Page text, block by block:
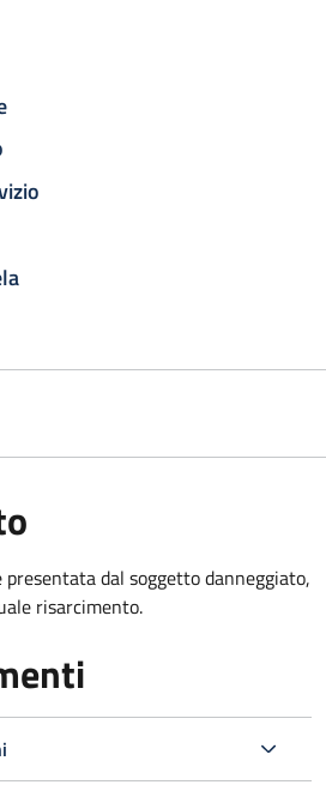
presentata dal soggetto danneggiato,
risarcimento.